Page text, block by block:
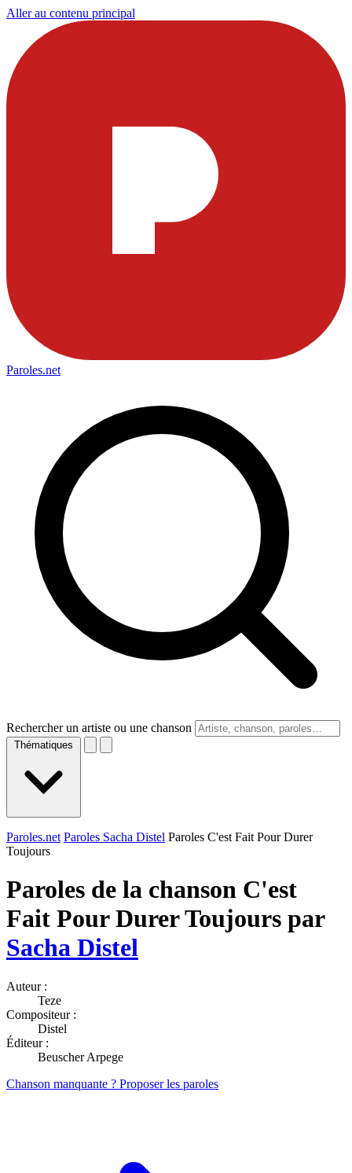
Aller au contenu principal
Paroles.net
Rechercher un artiste ou une chanson
Thématiques
Paroles.net Paroles Sacha Distel Paroles C'est Fait Pour Durer
Toujours
Paroles de la chanson C'est
Fait Pour Durer Toujours par
Sacha Distel
Auteur :
Teze
Compositeur :
Distel
Éditeur :
Beuscher Arpege
Chanson manquante ? Proposer les paroles